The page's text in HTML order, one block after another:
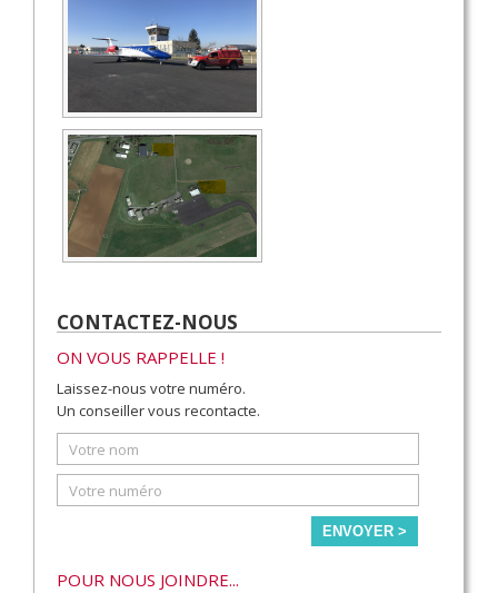
CONTACTEZ-NOUS
ON VOUS RAPPELLE !
Laissez-nous votre numéro.
Un conseiller vous recontacte.
ENVOYER >
POUR NOUS JOINDRE...